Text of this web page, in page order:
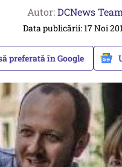
Autor:DCNews Team
Data publicării: 17 Noi
preferată în Google